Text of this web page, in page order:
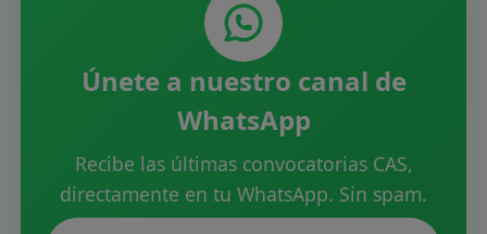
Únete a nuestro canal de
WhatsApp
Recibe las últimas convocatorias CAS,
directamente en tu WhatsApp. Sin spam.